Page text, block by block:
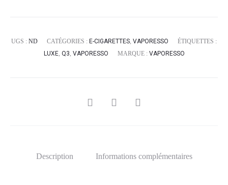
UGS : ND CATÉGORIES : E-CIGARETTES, VAPORESSO
ÉTIQUETTES :
LUXE, Q3, VAPORESSO MARQUE : VAPORESSO
SHARE
Description Informations complémentaires